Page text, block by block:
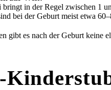
in der Regel zwischen 1
bei der Geburt meist etwa
gibt es nach der Geburt keine